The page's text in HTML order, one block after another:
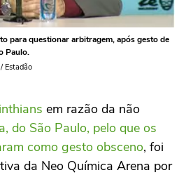
para questionar arbitragem, após gesto de
Paulo.
Estadão
em razão da não
do São Paulo, pelo que os
como gesto obsceno, foi
da Neo Química Arena por